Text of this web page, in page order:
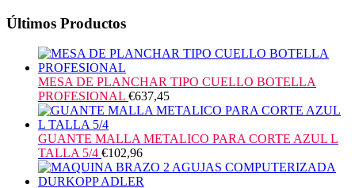
Últimos Productos
MESA DE PLANCHAR TIPO CUELLO BOTELLA
PROFESIONAL €637,45
GUANTE MALLA METALICO PARA CORTE AZUL L
TALLA 5/4 €102,96